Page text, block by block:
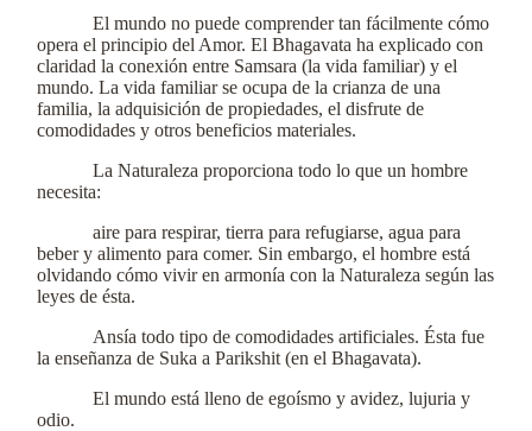
El mundo no puede comprender tan fácilmente cómo
opera el principio del Amor. El Bhagavata ha explicado con
claridad la conexión entre Samsara (la vida familiar) y el
mundo. La vida familiar se ocupa de la crianza de una
familia, la adquisición de propiedades, el disfrute de
comodidades y otros beneficios materiales.
La Naturaleza proporciona todo lo que un hombre
necesita:
aire para respirar, tierra para refugiarse, agua para
beber y alimento para comer. Sin embargo, el hombre está
olvidando cómo vivir en armonía con la Naturaleza según las
leyes de ésta.
Ansía todo tipo de comodidades artificiales. Ésta fue
la enseñanza de Suka a Parikshit (en el Bhagavata).
El mundo está lleno de egoísmo y avidez, lujuria y
odio.